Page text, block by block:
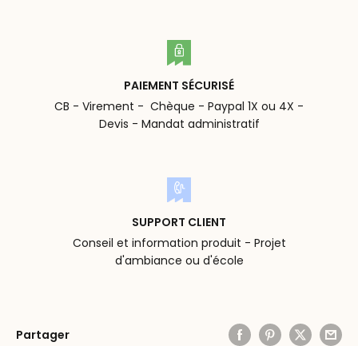
PAIEMENT SÉCURISÉ
CB - Virement - Chèque - Paypal 1X ou 4X -
Devis - Mandat administratif
SUPPORT CLIENT
Conseil et information produit - Projet
d'ambiance ou d'école
Partager